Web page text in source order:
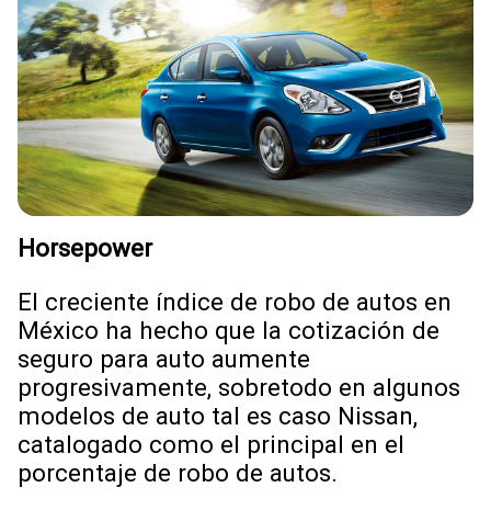
Horsepower
El creciente índice de robo de autos en
México ha hecho que la cotización de
seguro para auto aumente
progresivamente, sobretodo en algunos
modelos de auto tal es caso Nissan,
catalogado como el principal en el
porcentaje de robo de autos.